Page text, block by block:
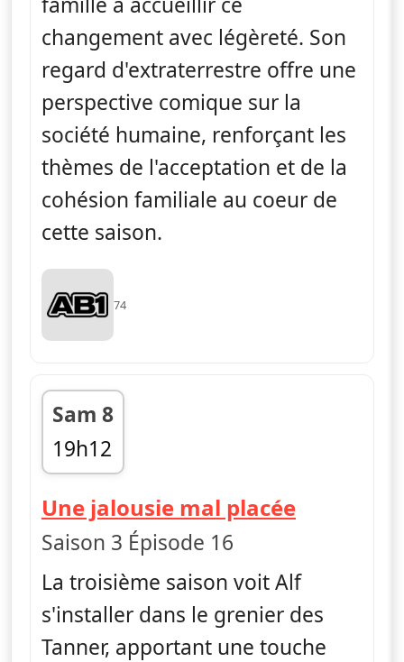
changement avec légèreté. Son
regard d'extraterrestre offre une
perspective comique sur la
société humaine, renforçant les
thèmes de l'acceptation et de la
cohésion familiale au coeur de
cette saison.
74
Sam 8
19h12
fin 19h34
Une jalousie mal placée— Alf
Saison 3 Épisode 16
La troisième saison voit Alf
s'installer dans le grenier des
Tanner, apportant une touche